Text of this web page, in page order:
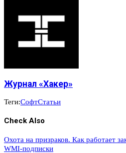
Журнал «Хакер»
Теги:СофтСтатьи
Check Also
Охота на призраков. Как работает
WMI-подписки